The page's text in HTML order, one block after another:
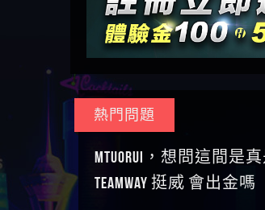
在匯款
一招教你拿回
大戶e點靈是詐騙嗎 大戶
靈無法出金 （大戶e點靈
你如何規避詐騙陷阱
騙嗎 弘記投資是不是詐
記投資是真的嗎 被弘記
詐騙的錢怎麼辦 本文教
何拿回被騙資金
手法欺詐群眾 KnTop是真
KnTop是不是詐騙 KnTop是
嗎 【KnTop】KnTop無法出
KnTop詐騙的錢一招拿回
詐騙持續收割國人中【
討回資金賴zg369】機台
專案是詐騙嗎 機台運算
是不是詐騙 機台運算專案
真的嗎 被機台運算專案詐
的錢怎麼辦 本文教你如何
回被騙資金
【其他問題】 Hoyabit詐騙
續收割國人中【免費討
金賴zg369】Hoyabit是詐騙
Hoyabit是不是詐騙 Hoyabit
的嗎 被HoyabitHoyabit詐騙
怎麼辦 本文教你如何拿回
騙資金
【其他問題】KS.M多元化
詐騙持續收割國人中【
討回資金賴zg369】KS.M多
行銷是詐騙嗎 KS.M多元化行
銷是不是詐騙 KS.M多元化行
銷是真的嗎 被KS.M多元化行
銷詐騙的錢怎麼辦 本文
如何拿回被騙資金
【其他問題】免費追回賴
「zg369」深度解析野原家
Family & Love如何詐騙 野原家
Family & Love是不是詐騙 野
Family & Love是真的嗎 野原家
Family & Love是詐騙嗎 165
通報野原家 Family & Love是
平台 請遠離
【其他問題】元盈橋詐騙
續收割國人中【免費討回
金賴zg369】元盈橋是詐騙
元盈橋是不是詐騙 元盈橋
真的嗎 被元盈橋詐騙的
麼辦 本文教你如何拿回被
資金
【其他問題】被騙追回賴
【zg369】M.L.Edge利用新型
騙手法欺詐群眾 M.L.Edge是
的嗎 M.L.Edge是不是詐騙
M.L.Edge是詐騙嗎 【
M.L.Edge無法出金 被
【其他問題】 Robinhood詐騙
持續收割國人中【免費討
資金賴zg369】Robinhood是
嗎 Robinhood是不是詐騙
Robinhood是真的嗎 被
【其他問題】FLTO詐騙持
割國人中【免費討回資金
zg369】FLTO是詐騙嗎 FLTO
是詐騙 FLTO是真的嗎 被
【其他問題】 遇詐騙求
【zg369】八旬老翁被
騙家破人亡 ALYWS是真的嗎
【其他問題】 一招教你揭
新型詐騙手法 （受害者
【其他問題】用理性數
熱門問題
MTUORUi，想問這間是
TEAMWAY 挺威 會出金嗎